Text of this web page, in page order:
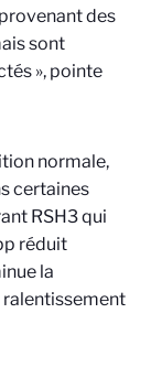
des
sont
», pointe
normale,
certaines
RSH3 qui
réduit
la